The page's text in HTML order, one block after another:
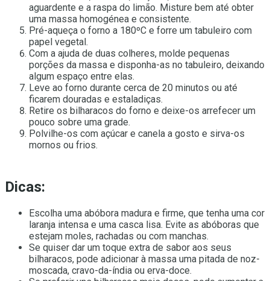
aguardente e a raspa do limão. Misture bem até obter
uma massa homogénea e consistente.
Pré-aqueça o forno a 180ºC e forre um tabuleiro com
papel vegetal.
Com a ajuda de duas colheres, molde pequenas
porções da massa e disponha-as no tabuleiro, deixando
algum espaço entre elas.
Leve ao forno durante cerca de 20 minutos ou até
ficarem douradas e estaladiças.
Retire os bilharacos do forno e deixe-os arrefecer um
pouco sobre uma grade.
Polvilhe-os com açúcar e canela a gosto e sirva-os
mornos ou frios.
Dicas:
Escolha uma abóbora madura e firme, que tenha uma cor
laranja intensa e uma casca lisa. Evite as abóboras que
estejam moles, rachadas ou com manchas.
Se quiser dar um toque extra de sabor aos seus
bilharacos, pode adicionar à massa uma pitada de noz-
moscada, cravo-da-índia ou erva-doce.